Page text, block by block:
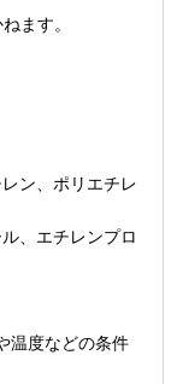
ます。
ン、ポリエチレ
、エチレンプロ
温度などの条件